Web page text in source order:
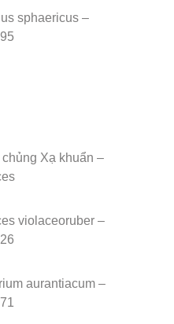
sphaericus –
Xạ khuẩn –
violaceoruber –
aurantiacum –